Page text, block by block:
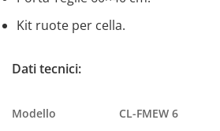
Kit ruote per cella.
Dati tecnici:
Modello CL-FMEW 6